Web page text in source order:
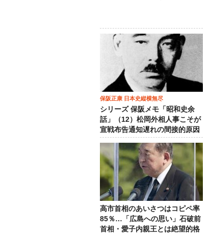
保阪正康 日本史縦横無尽
シリーズ 保阪メモ「昭和史余
話」（12）松岡外相人事こそが
宣戦布告通知遅れの間接的原因
高市首相のあいさつはコピペ率
85％…「広島への思い」石破前
首相・愛子内親王とは絶望的格